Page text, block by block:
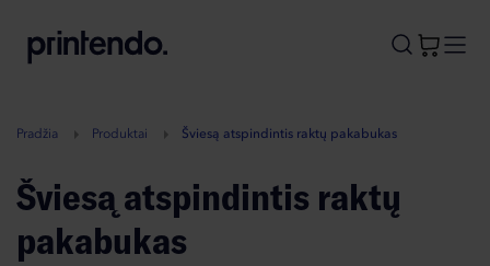
A
Pradžia Produktai Šviesą atspindintis raktų pakabukas
Šviesą atspindintis raktų
pakabukas